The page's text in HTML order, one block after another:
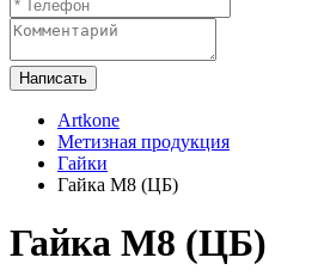
Написать
Artkone
Метизная продукция
Гайки
Гайка М8 (ЦБ)
Гайка М8 (ЦБ)